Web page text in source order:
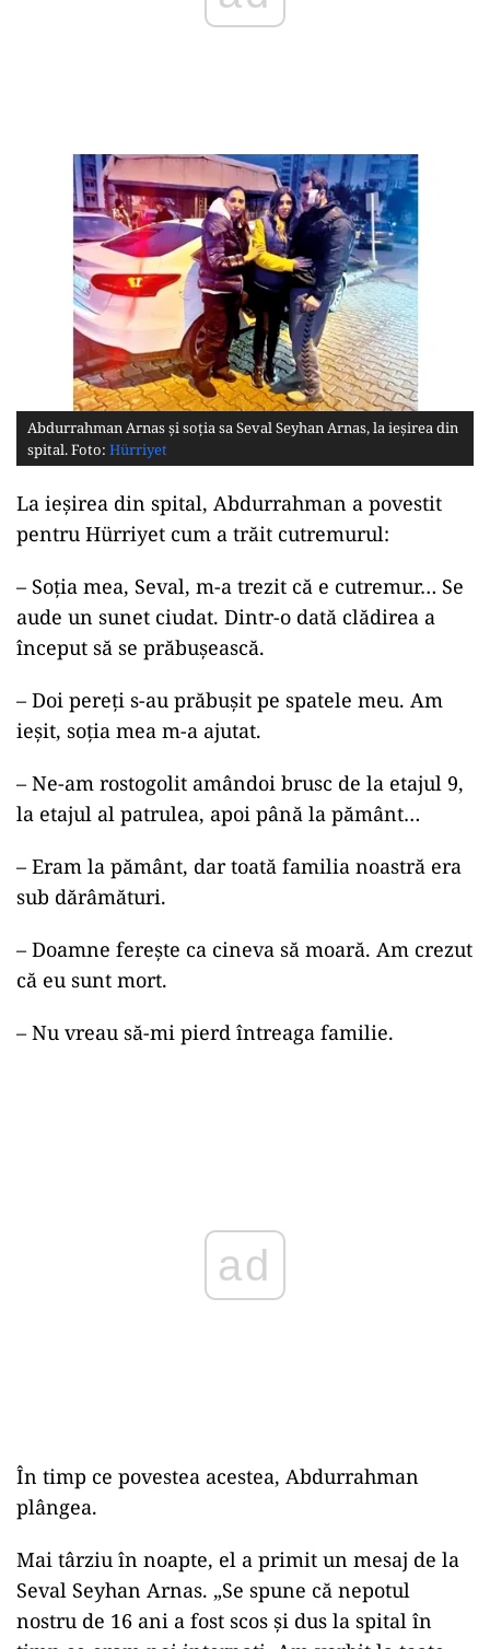
Abdurrahman Arnas și soția sa Seval Seyhan Arnas, la ieșirea din
spital. Foto: Hürriyet
La ieșirea din spital, Abdurrahman a povestit
pentru Hürriyet cum a trăit cutremurul:
– Soția mea, Seval, m-a trezit că e cutremur… Se
aude un sunet ciudat. Dintr-o dată clădirea a
început să se prăbușească.
– Doi pereți s-au prăbușit pe spatele meu. Am
ieșit, soția mea m-a ajutat.
– Ne-am rostogolit amândoi brusc de la etajul 9,
la etajul al patrulea, apoi până la pământ…
– Eram la pământ, dar toată familia noastră era
sub dărâmături.
– Doamne ferește ca cineva să moară. Am crezut
că eu sunt mort.
– Nu vreau să-mi pierd întreaga familie.
ad
În timp ce povestea acestea, Abdurrahman
plângea.
Mai târziu în noapte, el a primit un mesaj de la
Seval Seyhan Arnas. „Se spune că nepotul
nostru de 16 ani a fost scos și dus la spital în